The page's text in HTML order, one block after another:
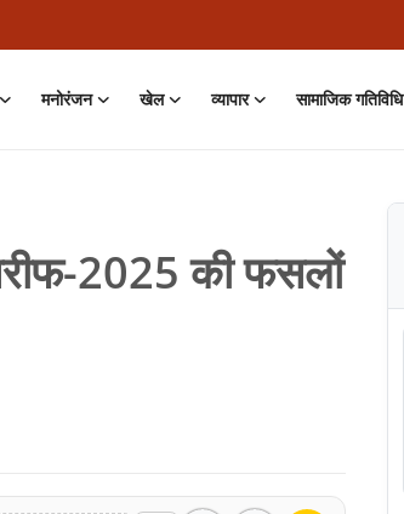
मनोरंजन खेल व्यापार सामाजिक गतिविधि
2025 की फसलों